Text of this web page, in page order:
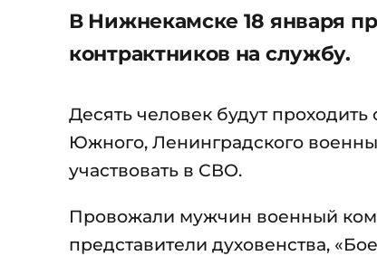
В Нижнекамске 18 января
контрактников на службу.
Десять человек будут
Южного, Ленинградского
участвовать в СВО.
Провожали мужчин военный
представители духовенства,